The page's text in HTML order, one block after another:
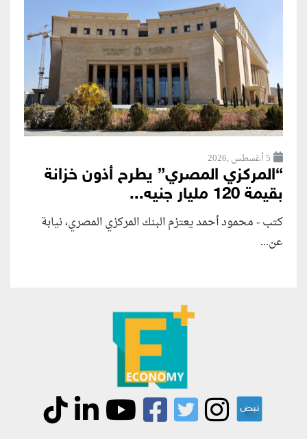
5 أغسطس ,2026
“المركزي المصري” يطرح أذون خزانة
بقيمة 120 مليار جنيه...
كتب - محمود أحمد يعتزم البنك المركزي المصري، نيابة
عن...